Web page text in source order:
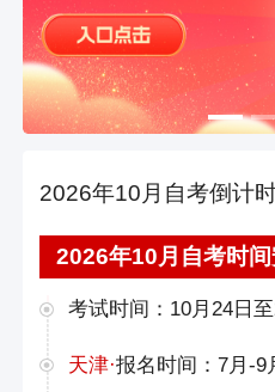
2026年10月自考倒计
2026年10月自考时
考试时间：10月24日至
天津·报名时间：7月-9